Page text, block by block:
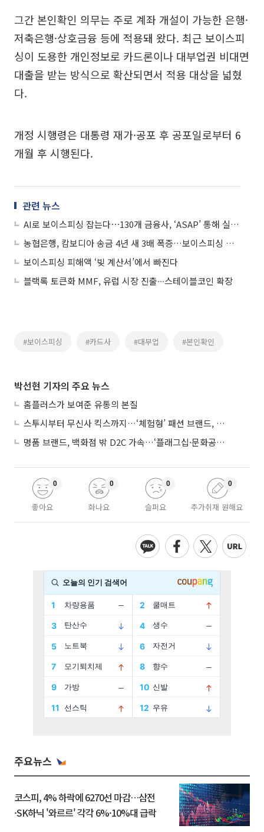
그간 본인확인 의무는 주로 계좌 개설이 가능한 은행·
저축은행·상호금융 등에 적용돼 왔다. 최근 보이스피
싱이 도용한 개인정보로 카드론이나 대부업권 비대면
대출을 받는 방식으로 확산되면서 적용 대상을 넓혔
다.
개정 시행령은 대통령 재가·공포 후 공포일로부터 6
개월 후 시행된다.
관련 뉴스
AI로 보이스피싱 잡는다⋯130개 금융사, ‘ASAP’ 통해 실시간 공동대응
농협은행, 캄보디아 송금 4년 새 3배 폭증…보이스피싱 자금 유출 우려
보이스피싱 피해액 ‘빚 계산서’에서 빠진다
블랙록 토큰화 MMF, 유럽 시장 진출∙∙∙스테이블코인 확장
#보이스피싱 #카드사 #대부업 #본인확인
박선현 기자의 주요 뉴스
홈플러스가 보여준 유통의 본질
스투시부터 무신사 킥스까지…‘체험형’ 패션 브랜드, 잇단 제주행
명품 브랜드, 백화점 밖 D2C 가속…‘플래그십·문화공간’ 전략 눈길
좋아요
0
화나요
0
슬퍼요
0
추가취재 원해요
0
주요뉴스
코스피, 4% 하락에 6270선 마감…삼전
·SK하닉 '와르르' 각각 6%·10%대 급락